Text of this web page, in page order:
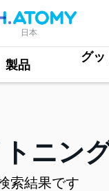
日本
製品
グッ
ニン
索結果です